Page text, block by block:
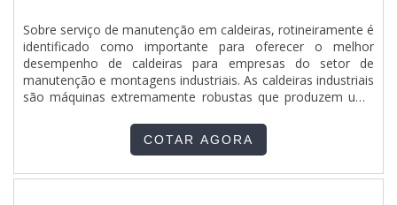
com vasta experiência na área de atuação; Equipe focada na
ética e aplicação das melhores práticas no mercado;
Escritório de alta qualidade onde são realizadas as
atividades; Matéria-prima de excelente qualidade;
Equipamentos de última geração. A EMPRESA MAIS
QUALIFICADA DO SEGMENTOApenas na Pégaso Soluções
Elétricas tem o que há de melhor no ramo de venda de
quadros e painéis elétricos. Sempre de olho no mercado,
traz novidades em itens como painel de transferência
automática para geradores e quadro para sistema de
Sobre serviço de manutenção em caldeiras, rotineiramente é
identificado como importante para oferecer o melhor
desempenho de caldeiras para empresas do setor de
manutenção e montagens industriais. As caldeiras industriais
são máquinas extremamente robustas que produzem uma
operação contínua, por isso possuem alto custo no
mercado. MAIS INFORMAÇÕES RELEVANTES SOBRE O
utilização de caldeiraria seja realizada adequadamente.
COTAR AGORA